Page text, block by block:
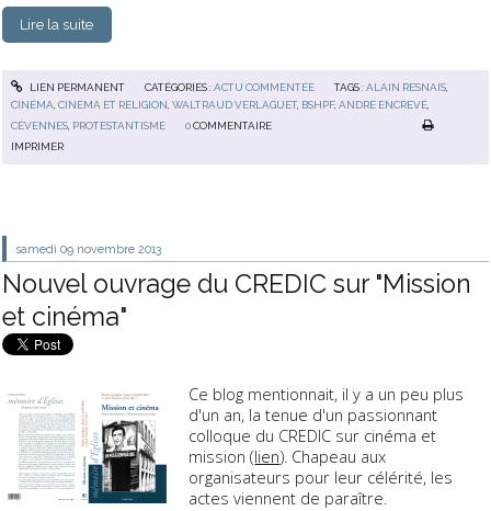
Lire la suite
LIEN PERMANENT CATÉGORIES :ACTU COMMENTÉE TAGS :ALAIN RESNAIS,
CINÉMA,CINÉMA ET RELIGION,WALTRAUD VERLAGUET, BSHPF,ANDRÉ ENCREVÉ,
CÉVENNES PROTESTANTISME 0 COMMENTAIRE
IMPRIMER
samedi 09 novembre 2013
Nouvel ouvrage du CREDIC sur "Mission
et cinéma"
Ce blog mentionnait, il y a un peu plus
d'un an, la tenue d'un passionnant
colloque du CREDIC sur cinéma et
mission (lien). Chapeau aux
organisateurs pour leur célérité, les
actes viennent de paraître.